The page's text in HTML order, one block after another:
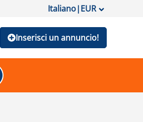
Italiano|EUR
Inserisci un annuncio!